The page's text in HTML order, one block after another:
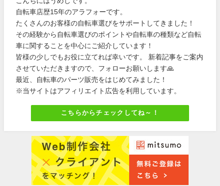
自転車店歴15年のアラフォーです。
たくさんのお客様の自転車選びをサポートしてきました！
その経験から自転車選びのポイントや自転車の種類など自転
車に関することを中心にご紹介しています！
皆様の少しでもお役に立てれば幸いです。 新着記事をご案内
させていただきますので、フォローお願いします🙏
最近、自転車のパーツ販売をはじめてみました！
※当サイトはアフィリエイト広告を利用しています。
こちらからチェックしてね～！